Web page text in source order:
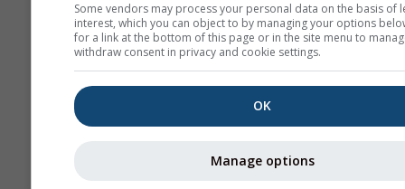
Some vendors may process your personal data on the basis of
interest, which you can object to by managing your options
for a link at the bottom of this page or in the site menu to
withdraw consent in privacy and cookie settings.
OK
Manage options